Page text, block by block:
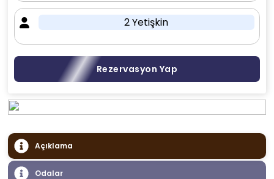
2 Yetişkin
Rezervasyon Yap
Açıklama
Odalar